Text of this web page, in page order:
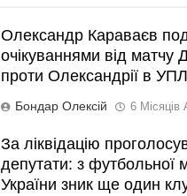
Олександр Караваєв
очікуваннями від матчу
проти Олександрії в УПЛ
Бондар Олексій 6 Місяців
За ліквідацію
депутати: з футбольної
України зник ще один